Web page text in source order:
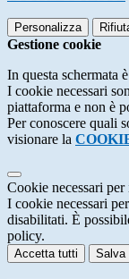
Personalizza
Gestione cookie
In questa schermata
I cookie necessari
piattaforma e non è
Per conoscere quali
visionare la
Cookie necessari
I cookie necessari
disabilitati. È
policy.
Accetta tutti Salva